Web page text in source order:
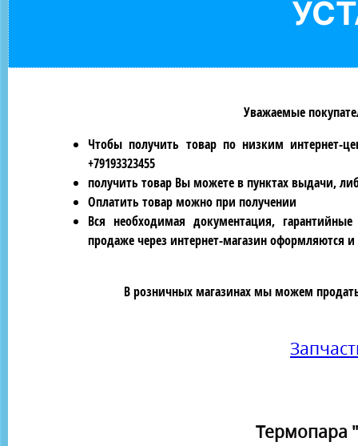
Уважаемые
Чтобы получить товар по низким интернет-
+79193323455
получить товар Вы можете в пунктах выдачи,
Оплатить товар можно при получении
Вся необходимая документация,
продаже через интернет-магазин оформляются
В розничных магазинах мы можем
Термопара